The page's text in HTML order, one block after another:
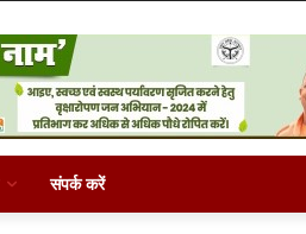
संपर्क करें